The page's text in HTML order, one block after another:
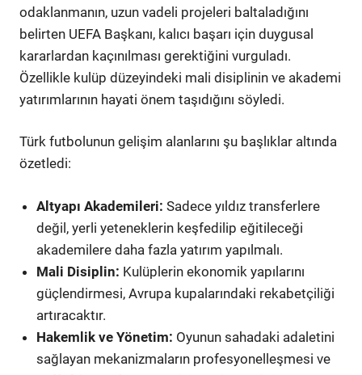
odaklanmanın, uzun vadeli projeleri baltaladığını
belirten UEFA Başkanı, kalıcı başarı için duygusal
kararlardan kaçınılması gerektiğini vurguladı.
Özellikle kulüp düzeyindeki mali disiplinin ve akademi
yatırımlarının hayati önem taşıdığını söyledi.
Türk futbolunun gelişim alanlarını şu başlıklar altında
özetledi:
Altyapı Akademileri: Sadece yıldız transferlere
değil, yerli yeteneklerin keşfedilip eğitileceği
akademilere daha fazla yatırım yapılmalı.
Mali Disiplin: Kulüplerin ekonomik yapılarını
güçlendirmesi, Avrupa kupalarındaki rekabetçiliği
artıracaktır.
Hakemlik ve Yönetim: Oyunun sahadaki adaletini
sağlayan mekanizmaların profesyonelleşmesi ve